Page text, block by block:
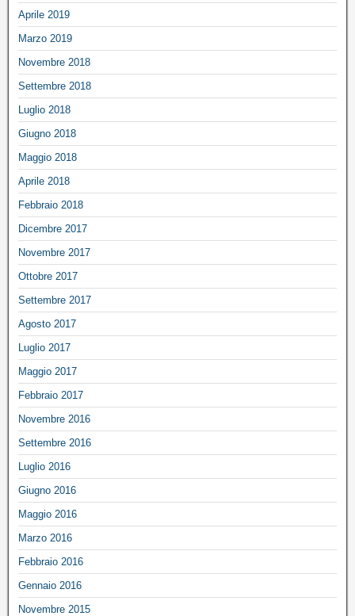
Aprile 2019
Marzo 2019
Novembre 2018
Settembre 2018
Luglio 2018
Giugno 2018
Maggio 2018
Aprile 2018
Febbraio 2018
Dicembre 2017
Novembre 2017
Ottobre 2017
Settembre 2017
Agosto 2017
Luglio 2017
Maggio 2017
Febbraio 2017
Novembre 2016
Settembre 2016
Luglio 2016
Giugno 2016
Maggio 2016
Marzo 2016
Febbraio 2016
Gennaio 2016
Novembre 2015